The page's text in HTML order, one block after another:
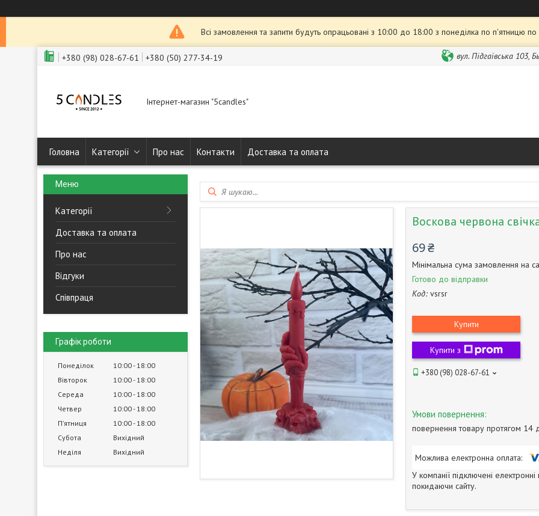
Всі замовлення та запити будуть опрацьовані з 10:00 до 18:00 з понеділка по п'ятницю
+380 (98) 028-67-61 +380 (50) 277-34-19 вул. Підгаївська 103,
Інтернет-магазин "5candles"
Головна Категорії Про нас Контакти Доставка та оплата
Категорії
Доставка та оплата
Про нас
Відгуки
Співпраця
Графік роботи
Понеділок 10:00 18:00
Вівторок
10:00 18:00
Середа
10:00 18:00
Четвер
10:00 18:00
Пʼятниця
10:00 18:00
Субота
Вихідний
Неділя
Вихідний
Воскова червона
69 ₴
Мінімальна сума замовлення на
Готово до відправки
Код: vsrsr
Купити
Купити з
+380 (98) 028-67-61
повернення товару протягом 14
У компанії підключені
покидаючи сайту.